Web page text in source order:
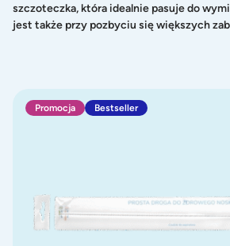
szczoteczka, która idealnie pasuje do
jest także przy pozbyciu się większych
Promocja Bestseller